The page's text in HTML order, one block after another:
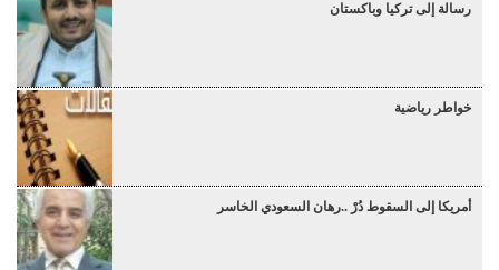
رسالة إلى تركيا وباكستان
خواطر رياضية
أمريكا إلى السقوط دُرْ ..رهان السعودي الخاسر